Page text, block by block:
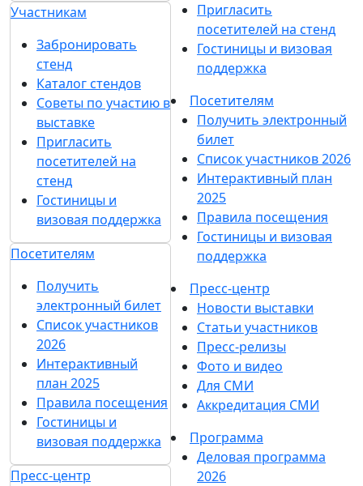
Участникам
Забронировать
стенд
Каталог стендов
Советы по участию в
выставке
Пригласить
посетителей на
стенд
Гостиницы и
визовая поддержка
Посетителям
Получить
электронный билет
Список участников
2026
Интерактивный
план 2025
Правила посещения
Гостиницы и
визовая поддержка
Пресс-центр
Пригласить
посетителей на стенд
Гостиницы и визовая
поддержка
Посетителям
Получить электронный
билет
Список участников 2026
Интерактивный план
2025
Правила посещения
Гостиницы и визовая
поддержка
Пресс-центр
Новости выставки
Статьи участников
Пресс-релизы
Фото и видео
Для СМИ
Аккредитация СМИ
Программа
Деловая программа
2026